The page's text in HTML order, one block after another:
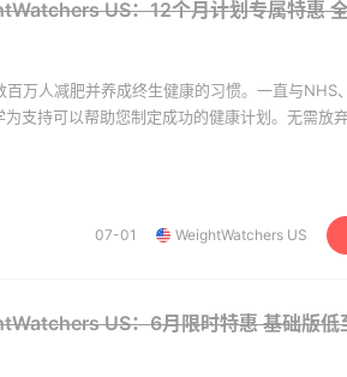
US：12个月计划专属特惠
百万人减肥并养成终生健康的习惯。一直与NHS
支持可以帮助您制定成功的健康计划。无需放
07-01 WeightWatchers US
US：6月限时特惠基础版低
2 08月07日